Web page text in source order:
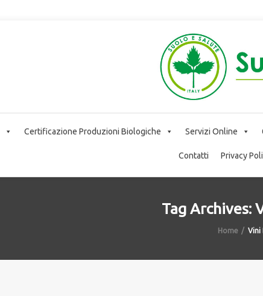
Certificazione Produzioni Biologiche Servizi Online
Contatti Privacy
Tag Archives:
Home Vini